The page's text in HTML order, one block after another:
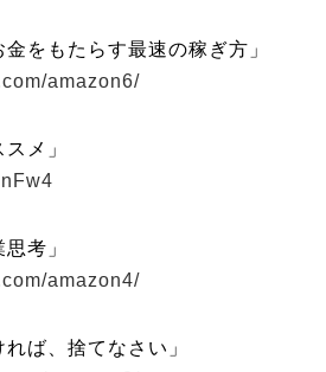
をもたらす最速の稼ぎ方」
amazon6/
メ」
考」
amazon4/
ば、捨てなさい」